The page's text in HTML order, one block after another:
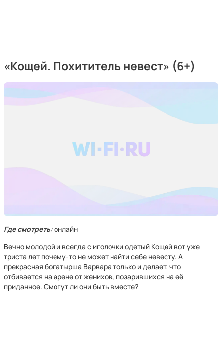
«Кощей. Похититель невест» (6+)
Где смотреть:онлайн
Вечно молодой и всегда с иголочки одетый Кощей вот уже
триста лет почему-то не может найти себе невесту. А
прекрасная богатырша Варвара только и делает, что
отбивается на арене от женихов, позарившихся на её
приданное. Смогут ли они быть вместе?